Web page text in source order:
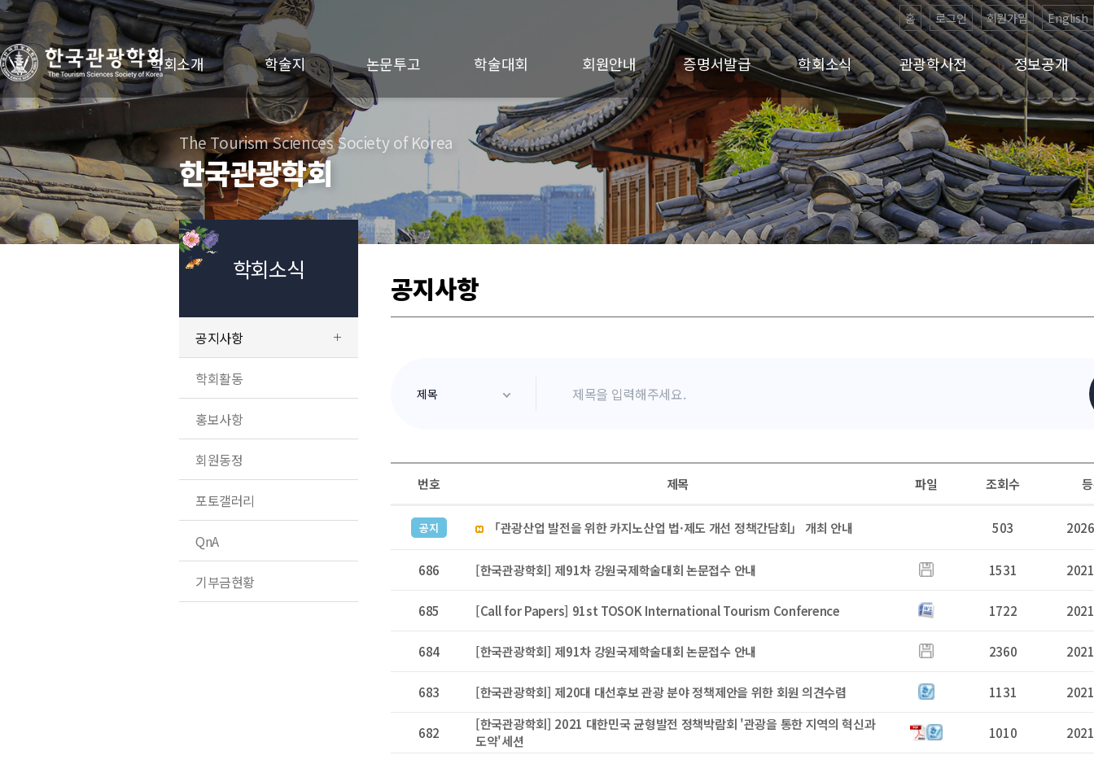
홈 로그인 회원가입 English
학회소개 학술지 논문투고 학술대회 회원안내 증명서발급 학회소식 관광학사전 정보공개
The Tourism Sciences Society of Korea
한국관광학회
학회소식
공지사항
학회활동
홍보사항
회원동정
포토갤러리
QnA
기부금현황
공지사항
번호 제목 파일 조회수
공지 「관광산업 발전을 위한 카지노산업 법·제도 개선 정책간담회」 개최 안내 503
686 [한국관광학회] 제91차 강원국제학술대회 논문접수 안내 1531
685 [Call for Papers] 91st TOSOK International Tourism Conference 1722
684 [한국관광학회] 제91차 강원국제학술대회 논문접수 안내 2360
683 [한국관광학회] 제20대 대선후보 관광 분야 정책제안을 위한 회원 의견수렴 1131
682
[한국관광학회] 2021 대한민국 균형발전 정책박람회 '관광을 통한 지역의 혁신과
도약'세션
1010